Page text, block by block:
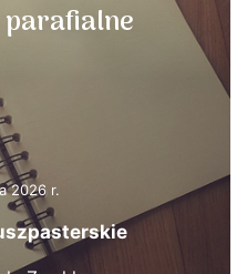
parafialne
2026 r.